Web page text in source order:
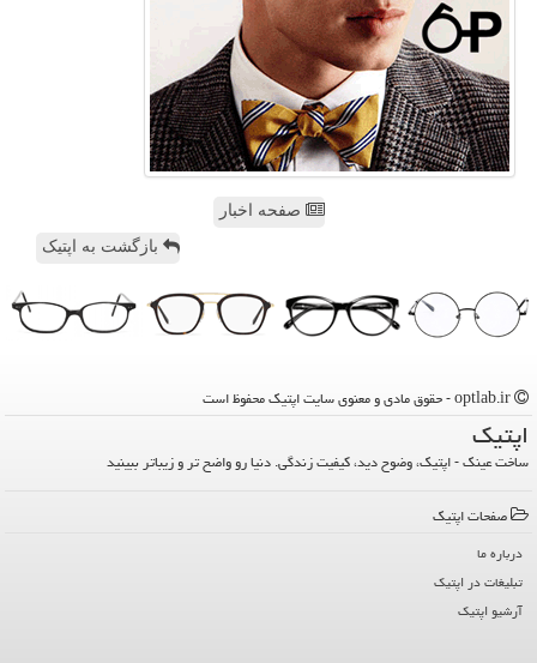
صفحه اخبار
بازگشت به اپتیک
اپتیك
ساخت عینک - اپتیک، وضوح دید، کیفیت زندگی. دنیا رو واضح تر و زیباتر ببینید
صفحات اپتیك
درباره ما
تبلیغات در اپتیك
آرشیو اپتیك